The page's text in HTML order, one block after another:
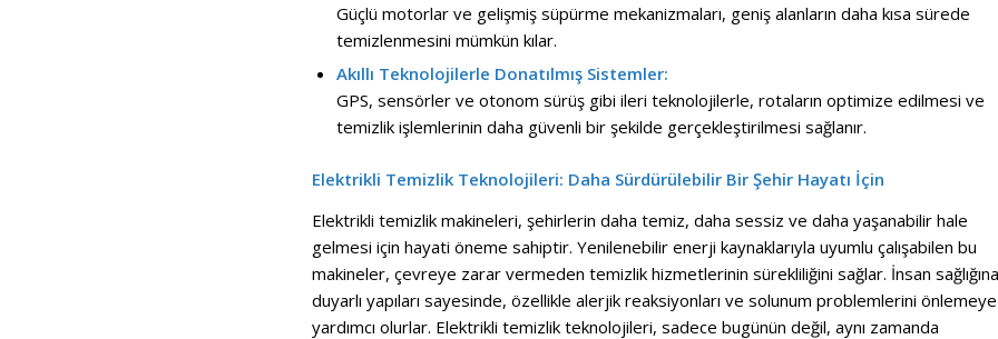
Güçlü motorlar ve gelişmiş süpürme mekanizmaları, geniş alanların daha kısa sürede
temizlenmesini mümkün kılar.
Akıllı Teknolojilerle Donatılmış Sistemler:
GPS, sensörler ve otonom sürüş gibi ileri teknolojilerle, rotaların optimize edilmesi ve
temizlik işlemlerinin daha güvenli bir şekilde gerçekleştirilmesi sağlanır.
Elektrikli Temizlik Teknolojileri: Daha Sürdürülebilir Bir Şehir Hayatı İçin
Elektrikli temizlik makineleri, şehirlerin daha temiz, daha sessiz ve daha yaşanabilir hale
gelmesi için hayati öneme sahiptir. Yenilenebilir enerji kaynaklarıyla uyumlu çalışabilen bu
makineler, çevreye zarar vermeden temizlik hizmetlerinin sürekliliğini sağlar. İnsan sağlığına
duyarlı yapıları sayesinde, özellikle alerjik reaksiyonları ve solunum problemlerini önlemeye
yardımcı olurlar. Elektrikli temizlik teknolojileri, sadece bugünün değil, aynı zamanda